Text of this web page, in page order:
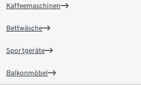
Kaffeemaschinen
Bettwäsche
Sportgeräte
Balkonmöbel